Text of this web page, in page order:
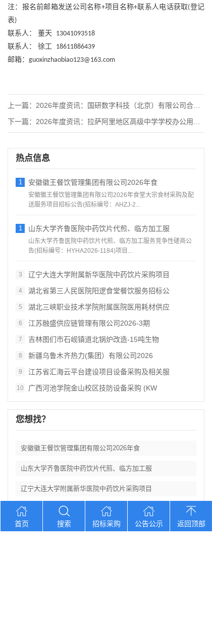
注：报名前邮箱发送公司名称+项目名称+联系人电话获取(登记
表)
联系人：
董天 13041093518
联系人：
徐工
18611886439
邮箱： guoxinzhaobiao123@163.com
上一篇： 2026年度资讯：国研数字科技（北京）有限公司合格供应商入围
下一篇： 2026年度资讯：拉萨阿里地区高级中学学校办公用品采购采购定
热点信息
1 安徽徽王餐饮管理集团有限公司2026年食
安徽徽王餐饮管理集团有限公司2026年食堂大宗食材采购及配
送服务项目招标公告(招标编号：AHZJ-2...
1 山东大学齐鲁医院中药饮片代煎、临方加工服
山东大学齐鲁医院中药饮片代煎、临方加工服务竞争性磋商公
告(招标编号：HYHA2026-1184)项目...
3 辽宁大连大学附属新华医院中药饮片采购项目
4 湖北省第三人民医院阳逻食堂餐饮服务招标公
5 湖北三峡职业技术学院附属医院医用耗材供应
6 江苏融盛供应链管理有限公司2026‑3期
7 吉林图们市石岘镇道北锅炉改造‑15吨生物
8 新疆乌鲁木齐热力(集团）有限公司2026
9 江苏省汇海云平台建设项目设备采购及相关服
10 广西河池学院金山校区技防设备采购 (KW
您想找？
安徽徽王餐饮管理集团有限公司2026年食
山东大学齐鲁医院中药饮片代煎、临方加工服
辽宁大连大学附属新华医院中药饮片采购项目
湖北省第三人民医院阳逻食堂餐饮服务招标公
湖北三峡职业技术学院附属医院医用耗材供应
首页 搜索 招标采购 公告公示 返回顶部